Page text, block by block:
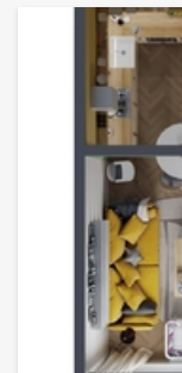
компаний «Восток